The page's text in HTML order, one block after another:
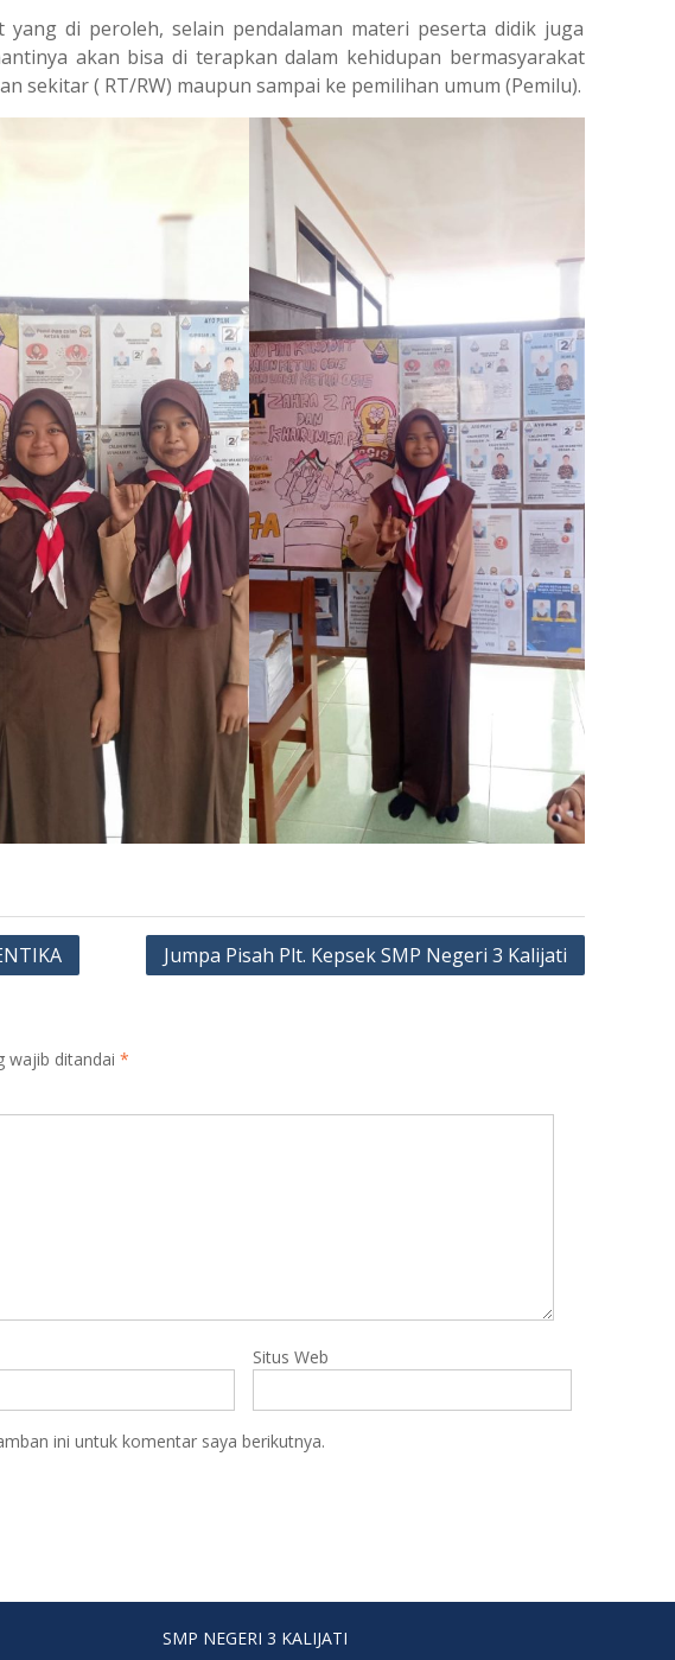
di peroleh, selain pendalaman materi peserta didik juga
akan bisa di terapkan dalam kehidupan bermasyarakat
sekitar ( RT/RW) maupun sampai ke pemilihan umum (Pemilu).
Jumpa Pisah Plt. Kepsek SMP Negeri 3 Kalijati
wajib ditandai *
Situs Web
ini untuk komentar saya berikutnya.
SMP NEGERI 3 KALIJATI